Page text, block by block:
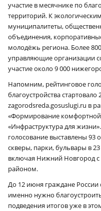
участие в месячнике по
территорий. К
муниципалитеты,
объединения,
молодёжь региона. Более
управляющие организации
участие около 9 000
Напомним, рейтинговое
благоустройства
zagorodsreda.gosuslugi.ru в
«Формирование комфортной
«Инфраструктура для
голосование выставлены
скверы, парки, бульвары в
включая Нижний Новгород
районом.
До 12 июня граждане России
именно нужно
подведения итогов уже в